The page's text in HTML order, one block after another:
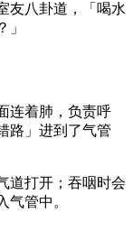
友八卦道，「喝水
」
连着肺，负责呼
路」进到了气管
道打开；吞咽时会
气管中。